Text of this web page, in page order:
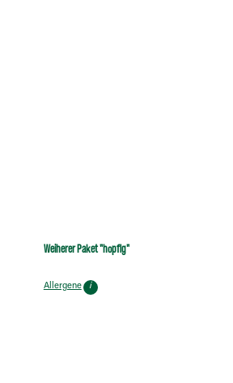
Weiherer Paket "hopfig"
Allergene i